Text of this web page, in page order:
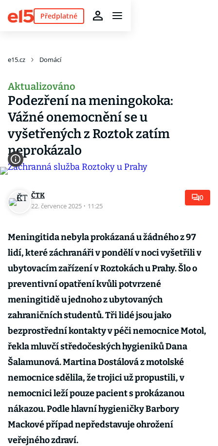
Předplatné
e15.cz Domácí
Aktualizováno
Podezření na meningokoka:
Vážné onemocnění se u
vyšetřených z Roztok zatím
neprokázalo
ČTK
22. července 2025 · 11:25
0
Meningitida nebyla prokázaná u žádného z 97
lidí, které záchranáři v pondělí v noci vyšetřili v
ubytovacím zařízení v Roztokách u Prahy. Šlo o
preventivní opatření kvůli potvrzené
meningitidě u jednoho z ubytovaných
zahraničních studentů. Tři lidé jsou jako
bezprostřední kontakty v péči nemocnice Motol,
řekla mluvčí středočeských hygieniků Dana
Šalamunová. Martina Dostálová z motolské
nemocnice sdělila, že trojici už propustili, v
nemocnici leží pouze pacient s prokázanou
nákazou. Podle hlavní hygieničky Barbory
Mackové případ nepředstavuje ohrožení
veřejného zdraví.